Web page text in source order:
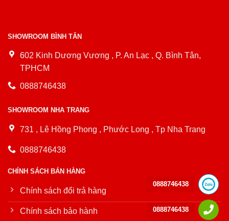
SHOWROOM BÌNH TÂN
602 Kinh Dương Vương , P. An Lạc , Q. Bình Tân,
TPHCM
0888746438
SHOWROOM NHA TRANG
731 , Lê Hồng Phong , Phước Long , Tp Nha Trang
0888746438
CHÍNH SÁCH BÁN HÀNG
Chính sách đổi trả hàng
Chính sách bảo hành
0888746438
0888746438